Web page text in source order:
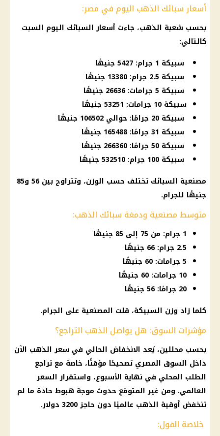
أسعار سبائك الذهب اليوم في مصر:
بحسب شعبة الذهب، جاءت أسعار السبائك اليوم السبت
كالتالي:
سبيكة 1 جرام: 5427 جنيهًا
سبيكة 2.5 جرام: 13380 جنيهًا
سبيكة 5 جرامات: 26636 جنيهًا
سبيكة 10 جرامات: 53251 جنيهًا
سبيكة 20 جرامًا: حوالي 106502 جنيهًا
سبيكة 31 جرامًا: 165488 جنيهًا
سبيكة 50 جرامًا: 266360 جنيهًا
سبيكة 100 جرام: 532510 جنيهًا
مصنعية السبائك تختلف حسب الوزن، وتتراوح بين 56 و85
جنيهًا للجرام.
متوسط مصنعية ودمغة سبائك الذهب:
1 جرام: من 75 إلى 85 جنيهًا
2.5 جرام: 66 جنيهًا
5 جرامات: 60 جنيهًا
10 جرامات: 60 جنيهًا
20 جرامًا: 56 جنيهًا
كلما زاد وزن السبيكة، قلت المصنعية على الجرام.
مؤشرات السوق: هل يواصل الذهب التراجع؟
بحسب محللين، يُعد الانخفاض الحالي في سعر الذهب الآن
داخل السوق المصري تصحيحًا مؤقتًا، خاصة مع تراجع
الطلب المحلي في نهاية الأسبوع، واستقرار السعر
العالمي. ومن غير المتوقع حدوث موجة هبوط حادة ما لم
تنخفض أوقية الذهب عالميًا دون حاجز 3200 دولار.
خلاصة القول: